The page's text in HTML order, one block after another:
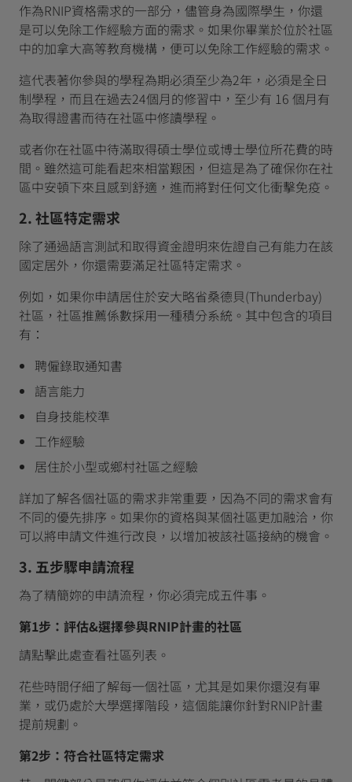
作為RNIP資格需求的一部分，儘管身為國際學生，你還
是可以免除工作經驗方面的需求。如果你畢業於位於社區
中的加拿大高等教育機構，便可以免除工作經驗的需求。
這代表著你參與的學程為期必須至少為2年，必須是全日
制學程，而且在過去24個月的修習中，至少有 16 個月有
為取得證書而待在社區中修讀學程。
或者你在社區中待滿取得碩士學位或博士學位所花費的時
間。雖然這可能看起來相當艱困，但這是為了確保你在社
區中安頓下來且感到舒適，進而將對任何文化衝擊免疫。
2. 社區特定需求
除了通過語言測試和取得資金證明來佐證自己有能力在該
國定居外，你還需要滿足社區特定需求。
例如，如果你申請居住於安大略省桑德貝(Thunderbay)
社區，社區推薦係數採用一種積分系統。其中包含的項目
有：
聘僱錄取通知書
語言能力
自身技能校準
工作經驗
居住於小型或鄉村社區之經驗
詳加了解各個社區的需求非常重要，因為不同的需求會有
不同的優先排序。如果你的資格與某個社區更加融洽，你
可以將申請文件進行改良，以增加被該社區接納的機會。
3. 五步驟申請流程
為了精簡妳的申請流程，你必須完成五件事。
第1步：評估&選擇參與RNIP計畫的社區
請點擊此處查看社區列表。
花些時間仔細了解每一個社區，尤其是如果你還沒有畢
業，或仍處於大學選擇階段，這個能讓你針對RNIP計畫
提前規劃。
第2步：符合社區特定需求